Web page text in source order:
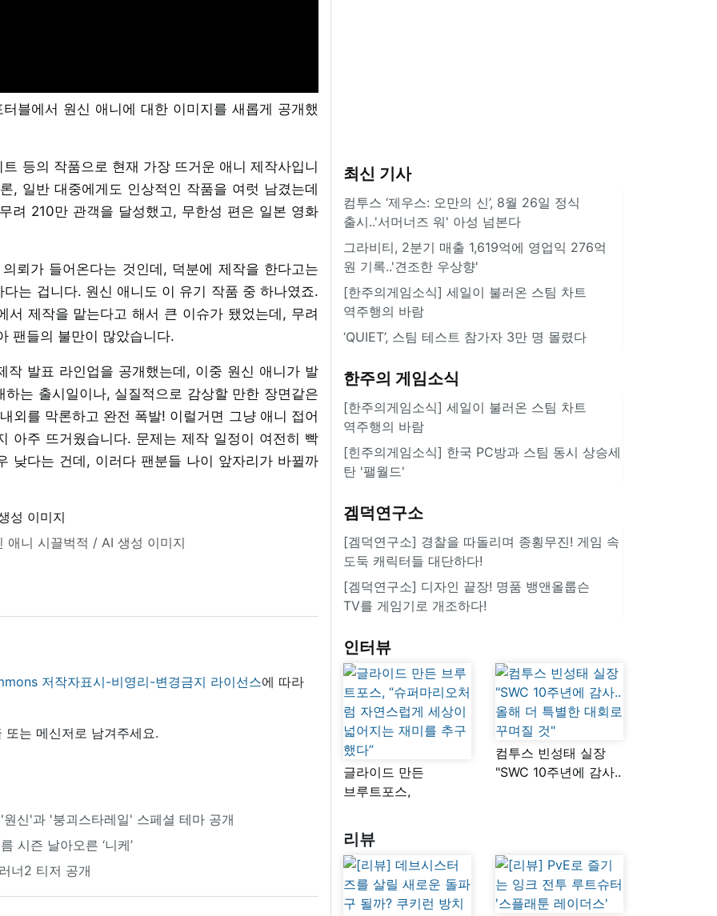
블에서 원신 애니에 대한 이미지를 새롭게 공개했
등의 작품으로 현재 가장 뜨거운 애니 제작사입니
, 일반 대중에게도 인상적인 작품을 여럿 남겼는데
려 210만 관객을 달성했고, 무한성 편은 일본 영화
뢰가 들어온다는 것인데, 덕분에 제작을 한다고는
는 겁니다. 원신 애니도 이 유기 작품 중 하나였죠.
제작을 맡는다고 해서 큰 이슈가 됐었는데, 무려
팬들의 불만이 많았습니다.
발표 라인업을 공개했는데, 이중 원신 애니가 발
는 출시일이나, 실질적으로 감상할 만한 장면같은
외를 막론하고 완전 폭발! 이럴거면 그냥 애니 접어
아주 뜨거웠습니다. 문제는 제작 일정이 여전히 빡
낮다는 건데, 이러다 팬분들 나이 앞자리가 바뀔까
애니 시끌벅적 / AI 생성 이미지
저작자표시-비영리-변경금지 라이선스에 따라
또는 메신저로 남겨주세요.
신'과 '붕괴스타레일' 스페셜 테마 공개
시즌 날아오른 ‘니케’
너2 티저 공개
최신 기사
컴투스 ‘제우스: 오만의 신’, 8월 26일 정식
출시..'서머너즈 워' 아성 넘본다
그라비티, 2분기 매출 1,619억에 영업익 276억
원 기록..'견조한 우상향'
[한주의게임소식] 세일이 불러온 스팀 차트
역주행의 바람
‘QUIET’, 스팀 테스트 참가자 3만 명 몰렸다
한주의 게임소식
[한주의게임소식] 세일이 불러온 스팀 차트
역주행의 바람
[힌주의게임소식] 한국 PC방과 스팀 동시 상승세
탄 '팰월드'
겜덕연구소
[겜덕연구소] 경찰을 따돌리며 종횡무진! 게임 속
도둑 캐릭터들 대단하다!
[겜덕연구소] 디자인 끝장! 명품 뱅앤올룹슨
TV를 게임기로 개조하다!
인터뷰
글라이드 만든
브루트포스,
자연스럽게 세상이
넓어지는 재미를
추구했다”
컴투스 빈성태 실장
"SWC 10주년에 감사..
리뷰